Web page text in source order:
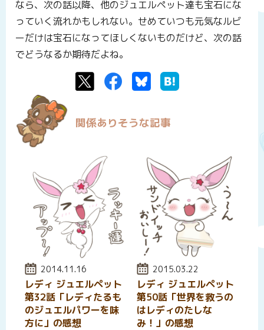
なら、次の話以降、他のジュエルペット達も宝石にな
っていく流れかもしれない。せめていつも元気なルビ
ーだけは宝石になってほしくないものだけど、次の話
でどうなるか期待だよね。
TwitterFacebookBluesky
関係ありそうな記事
投稿日:
2014.11.16
レディ ジュエルペット
第32話「レディたるも
のジュエルパワーを味
方に」の感想
投稿日:
2015.03.22
レディ ジュエルペット
第50話「世界を救うの
はレディのたしな
み！」の感想